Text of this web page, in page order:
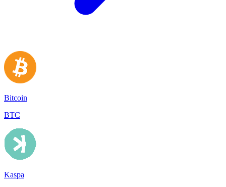
Bitcoin
BTC
Kaspa